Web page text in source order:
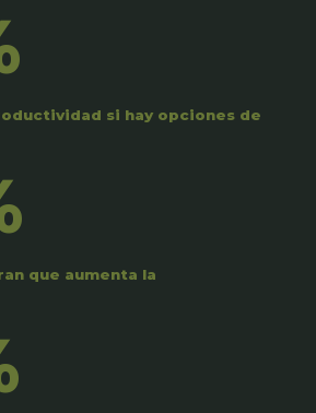
si hay opciones de
que aumenta la